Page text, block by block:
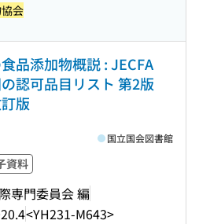
会
品添加物概説 : JECFA
認可品目リスト 第2版
版
資料
専門委員会 編
<YH231-M643>
国立国会図書館